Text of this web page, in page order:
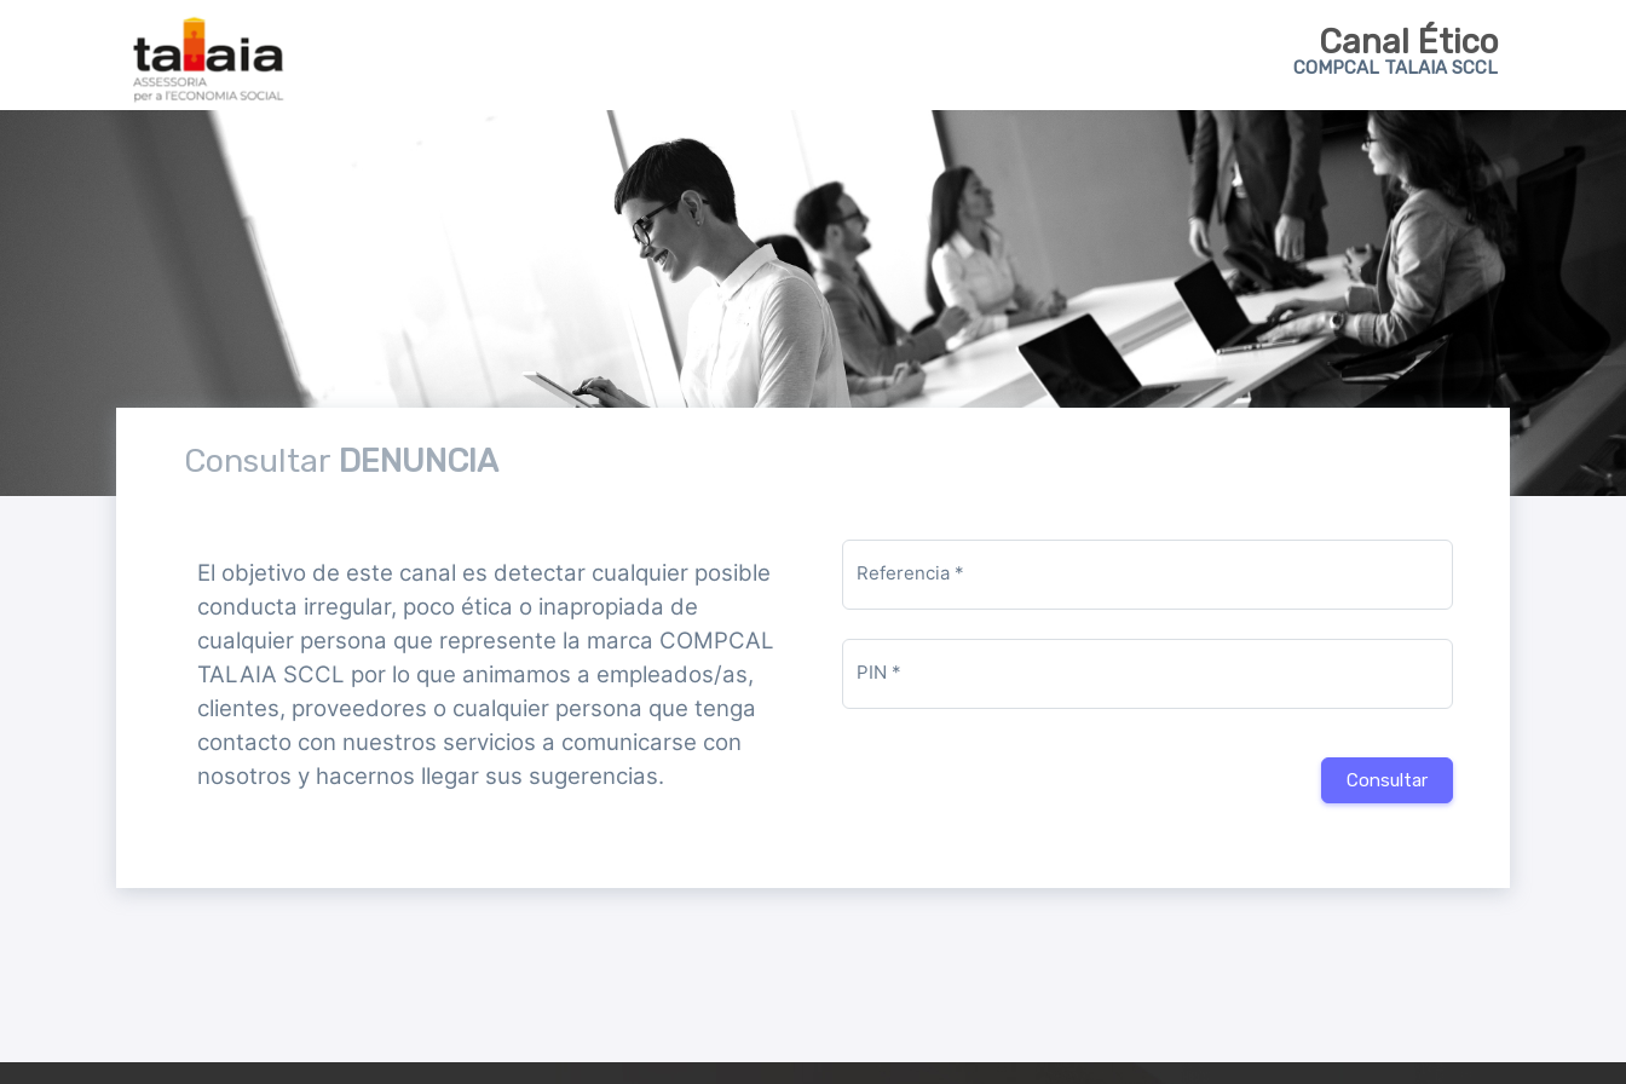
Canal Ético
COMPCAL TALAIA SCCL
Consultar DENUNCIA
El objetivo de este canal es detectar cualquier posible
conducta irregular, poco ética o inapropiada de
cualquier persona que represente la marca COMPCAL
TALAIA SCCL por lo que animamos a empleados/as,
clientes, proveedores o cualquier persona que tenga
contacto con nuestros servicios a comunicarse con
nosotros y hacernos llegar sus sugerencias.
Referencia *
PIN *
Consultar